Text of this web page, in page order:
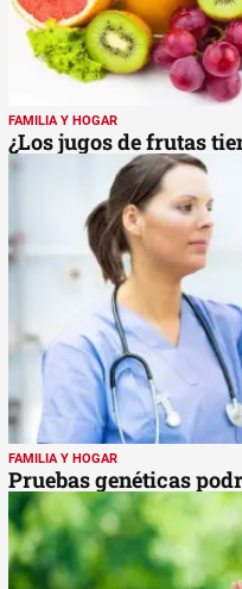
FAMILIA Y HOGAR
¿Los jugos de frutas
FAMILIA Y HOGAR
Pruebas genéticas